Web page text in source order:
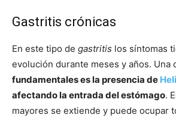
Gastritis crónicas
En este tipo de gastritis los síntomas
evolución durante meses y años. Una
fundamentales es la presencia de
afectando la entrada del estómago.
mayores se extiende y puede ocupar